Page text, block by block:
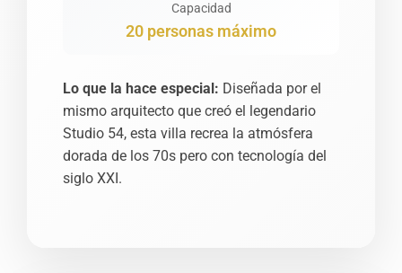
Capacidad
20 personas máximo
Lo que la hace especial: Diseñada por el
mismo arquitecto que creó el legendario
Studio 54, esta villa recrea la atmósfera
dorada de los 70s pero con tecnología del
siglo XXI.